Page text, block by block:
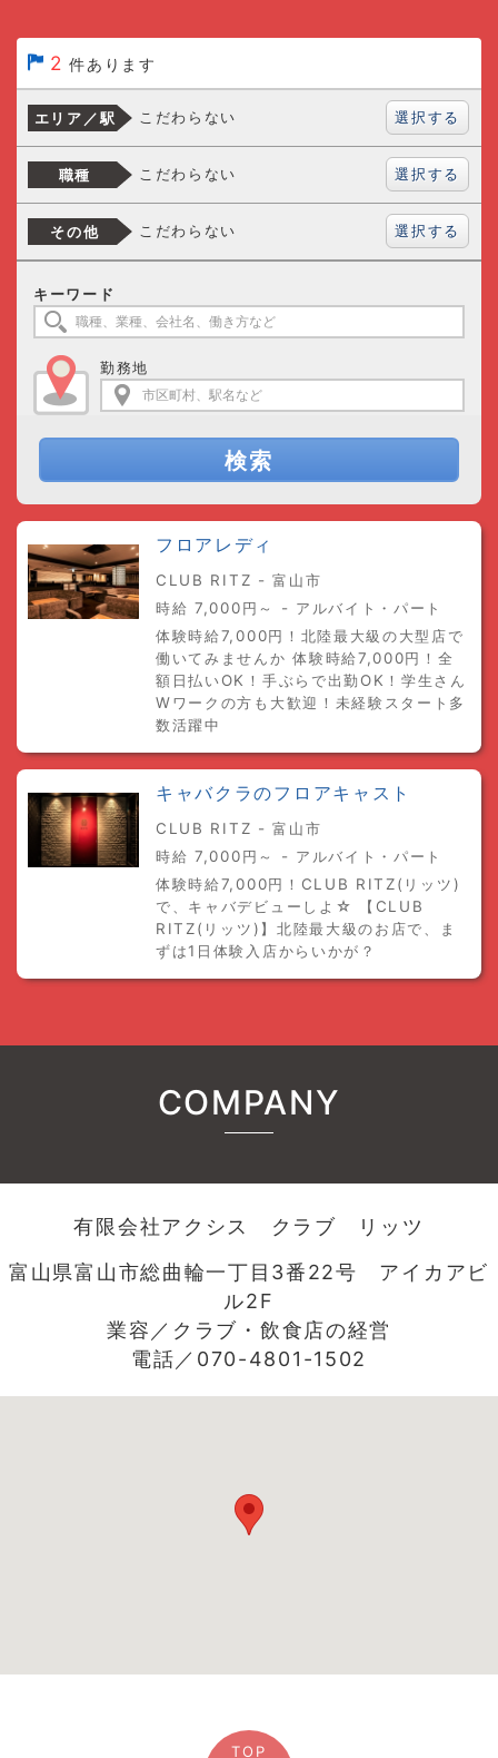
2 件あります
エリア／駅 こだわらない 選択する
職種 こだわらない 選択する
その他 こだわらない 選択する
キーワード
勤務地
検索
フロアレディ
CLUB RITZ - 富山市
時給 7,000円～ - アルバイト・パート
体験時給7,000円！北陸最大級の大型店で
働いてみませんか 体験時給7,000円！全
額日払いOK！手ぶらで出勤OK！学生さん
Wワークの方も大歓迎！未経験スタート多
数活躍中
キャバクラのフロアキャスト
CLUB RITZ - 富山市
時給 7,000円～ - アルバイト・パート
体験時給7,000円！CLUB RITZ(リッツ)
で、キャバデビューしよ☆ 【CLUB
RITZ(リッツ)】北陸最大級のお店で、ま
ずは1日体験入店からいかが？
COMPANY
有限会社アクシス クラブ リッツ
富山県富山市総曲輪一丁目3番22号 アイカアビ
ル2F
業容／クラブ・飲食店の経営
電話／070-4801-1502
TOP